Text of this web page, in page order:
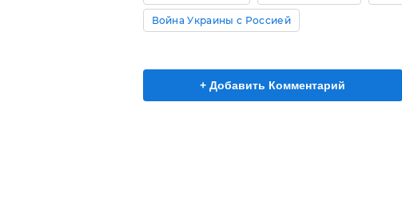
Война Украины с Россией
+ Добавить Комментарий